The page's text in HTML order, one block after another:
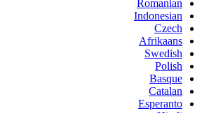
Romanian
Indonesian
Czech
Afrikaans
Swedish
Polish
Basque
Catalan
Esperanto